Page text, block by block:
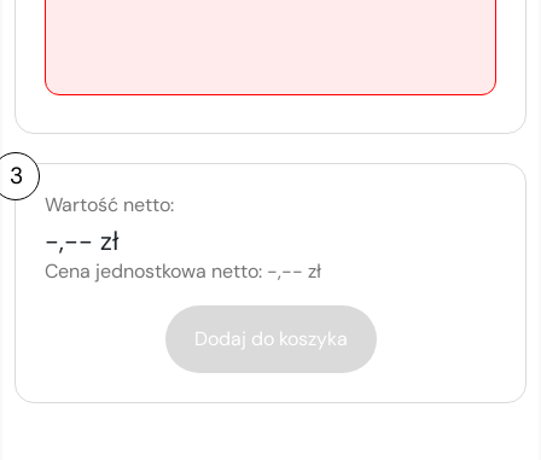
3
Wartość netto:
-,-- zł
Cena jednostkowa netto: -,-- zł
Dodaj do koszyka